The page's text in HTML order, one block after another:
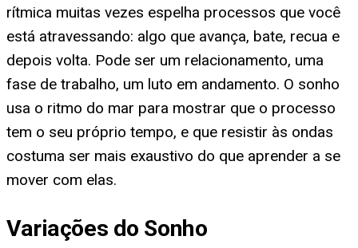
rítmica muitas vezes espelha processos que você
está atravessando: algo que avança, bate, recua e
depois volta. Pode ser um relacionamento, uma
fase de trabalho, um luto em andamento. O sonho
usa o ritmo do mar para mostrar que o processo
tem o seu próprio tempo, e que resistir às ondas
costuma ser mais exaustivo do que aprender a se
mover com elas.
Variações do Sonho